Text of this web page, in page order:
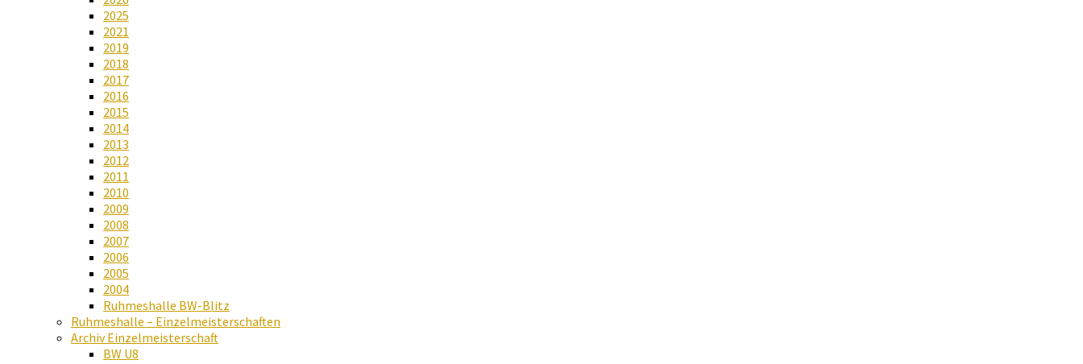
2025
2021
2019
2018
2017
2016
2015
2014
2013
2012
2011
2010
2009
2008
2007
2006
2005
2004
Ruhmeshalle BW-Blitz
Ruhmeshalle – Einzelmeisterschaften
Archiv Einzelmeisterschaft
BW U8